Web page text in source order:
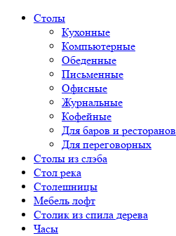
Столы
Кухонные
Компьютерные
Обеденные
Письменные
Офисные
Журнальные
Кофейные
Для баров и ресторанов
Для переговорных
Столы из слэба
Стол река
Столешницы
Мебель лофт
Столик из спила дерева
Часы